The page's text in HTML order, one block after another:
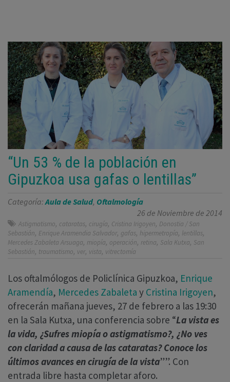
“Un 53 % de la población en
Gipuzkoa usa gafas o lentillas”
Categoría: Aula de Salud, Oftalmología
26 de Noviembre de 2014
Astigmatismo, cataratas, cirugía, Cristina Irigoyen, Donostia / San
Sebastián, Enrique Aramendia Salvador, gafas, hipermetropía, lentillas,
Mercedes Zabaleta Arsuaga, miopía, operación, retina, Sala Kutxa, San
Sebastián, traumatismo, ver, vista, vitrectomía
Los oftalmólogos de Policlínica Gipuzkoa, Enrique
Aramendía, Mercedes Zabaleta y Cristina Irigoyen,
ofrecerán mañana jueves, 27 de febrero a las 19:30
en la Sala Kutxa, una conferencia sobre “La vista es
la vida, ¿Sufres miopía o astigmatismo?, ¿No ves
con claridad a causa de las cataratas? Conoce los
últimos avances en cirugía de la vista””. Con
entrada libre hasta completar aforo.